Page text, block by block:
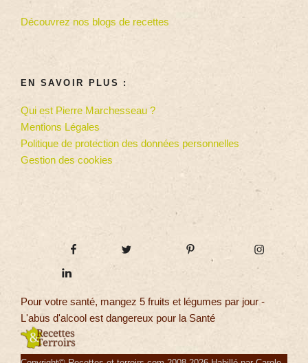
Découvrez nos blogs de recettes
EN SAVOIR PLUS :
Qui est Pierre Marchesseau ?
Mentions Légales
Politique de protection des données personnelles
Gestion des cookies
Pour votre santé, mangez 5 fruits et légumes par jour -
L'abus d'alcool est dangereux pour la Santé